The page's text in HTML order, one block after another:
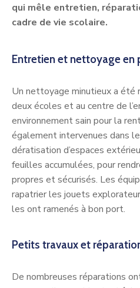
qui mêle entretien,
cadre de vie scolaire.
Entretien et nettoyage en
Un nettoyage minutieux a été
deux écoles et au centre de
environnement sain pour la
également intervenues dans
dératisation d’espaces
feuilles accumulées, pour
propres et sécurisés. Les
rapatrier les jouets
les ont ramenés à bon port.
Petits travaux et
De nombreuses réparations